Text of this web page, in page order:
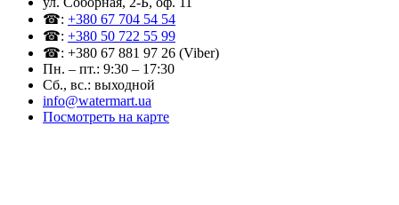
☎: +380 67 704 54 54
☎: +380 50 722 55 99
☎: +380 67 881 97 26 (Viber)
Пн. – пт.: 9:30 – 17:30
Сб., вс.: выходной
info@watermart.ua
Посмотреть на карте